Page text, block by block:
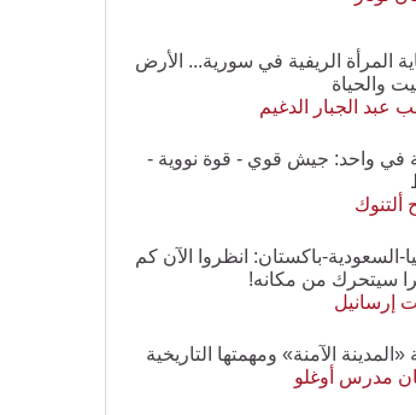
المرأة الريفية في سورية... الأرض
والحياة
عبد الجبار الدغيم
في واحد: جيش قوي - قوة نووية -
ألتنوك
السعودية-باكستان: انظروا الآن كم
سيتحرك من مكانه!
إرسانيل
الآمنة» ومهمتها التاريخية
مدرس أوغلو